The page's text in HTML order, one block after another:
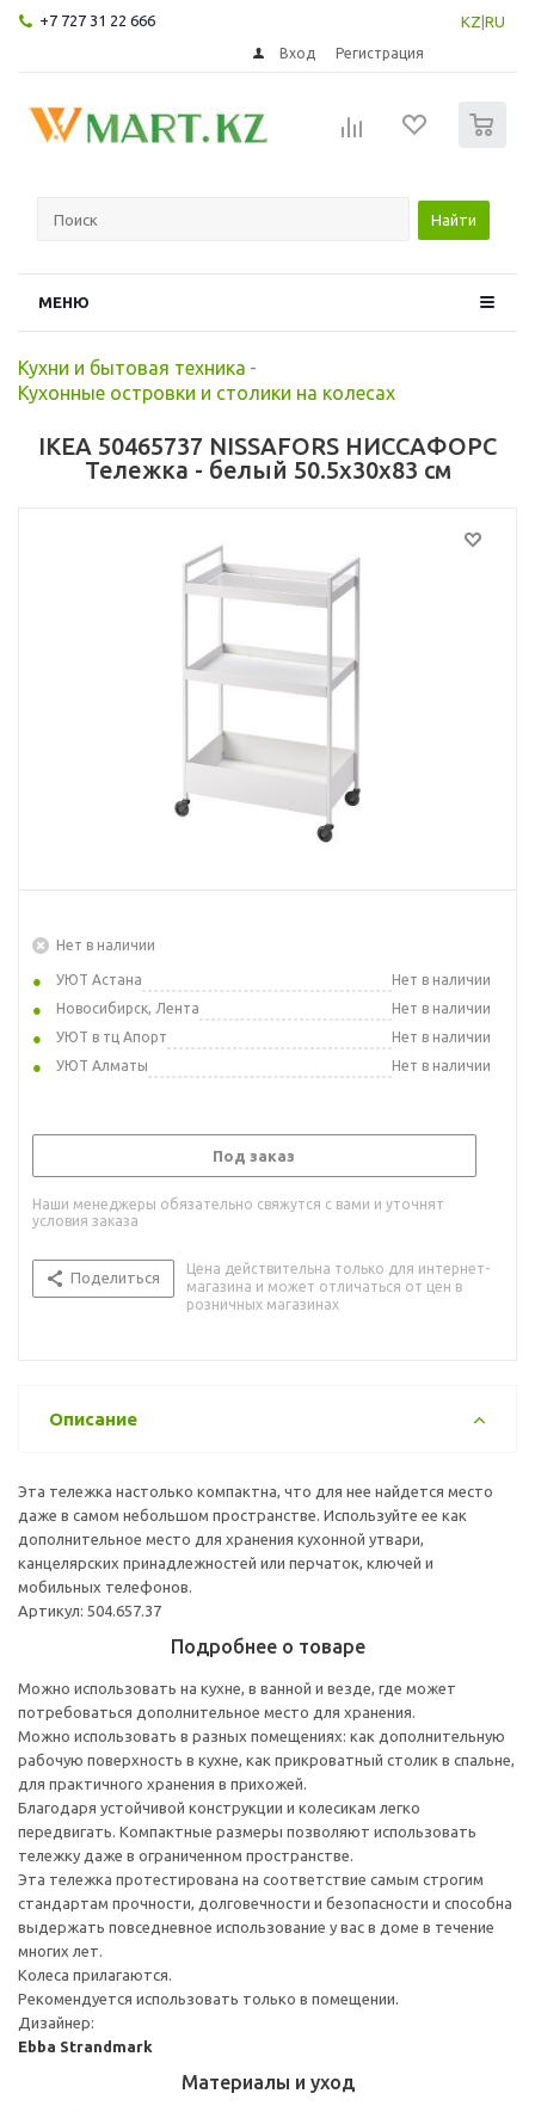
+7 727 31 22 666 KZ RU
Вход Регистрация
Найти
МЕНЮ
Кухни и бытовая техника -
Кухонные островки и столики на колесах
IKEA 50465737 NISSAFORS НИССАФОРС
Тележка - белый 50.5x30x83 см
Нет в наличии
УЮТ Астана
Нет в наличии
Новосибирск, Лента
Нет в наличии
УЮТ в тц Апорт
Нет в наличии
УЮТ Алматы
Нет в наличии
Под заказ
Наши менеджеры обязательно свяжутся с вами и уточнят
условия заказа
Поделиться
Цена действительна только для интернет-
магазина и может отличаться от цен в
розничных магазинах
Описание
Эта тележка настолько компактна, что для нее найдется место
даже в самом небольшом пространстве. Используйте ее как
дополнительное место для хранения кухонной утвари,
канцелярских принадлежностей или перчаток, ключей и
мобильных телефонов.
Артикул: 504.657.37
Подробнее о товаре
Можно использовать на кухне, в ванной и везде, где может
потребоваться дополнительное место для хранения.
Можно использовать в разных помещениях: как дополнительную
рабочую поверхность в кухне, как прикроватный столик в спальне,
для практичного хранения в прихожей.
Благодаря устойчивой конструкции и колесикам легко
передвигать. Компактные размеры позволяют использовать
тележку даже в ограниченном пространстве.
Эта тележка протестирована на соответствие самым строгим
стандартам прочности, долговечности и безопасности и способна
выдержать повседневное использование у вас в доме в течение
многих лет.
Колеса прилагаются.
Рекомендуется использовать только в помещении.
Дизайнер:
Ebba Strandmark
Материалы и уход